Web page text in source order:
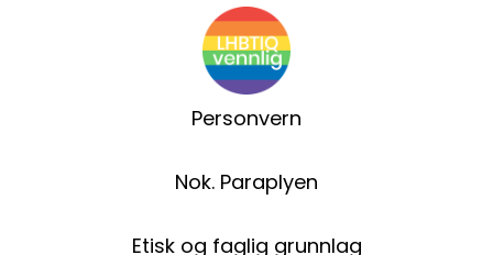
Personvern
Nok. Paraplyen
Etisk og faglig grunnlag